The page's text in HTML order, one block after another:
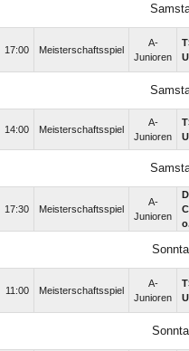
17:00 Meisterschaftsspiel
A-
Junioren
14:00 Meisterschaftsspiel
A-
Junioren
17:30 Meisterschaftsspiel
A-
Junioren
11:00 Meisterschaftsspiel
A-
Junioren